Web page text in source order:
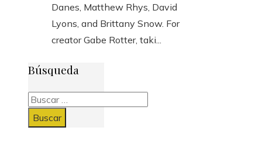
Danes, Matthew Rhys, David
Lyons, and Brittany Snow. For
creator Gabe Rotter, taki...
Búsqueda
Buscar: